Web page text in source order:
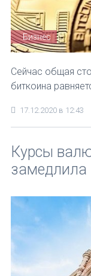
Бизнес
Сейчас общая
биткоина
17.12.2020 в 12:43
Курсы
замедлила